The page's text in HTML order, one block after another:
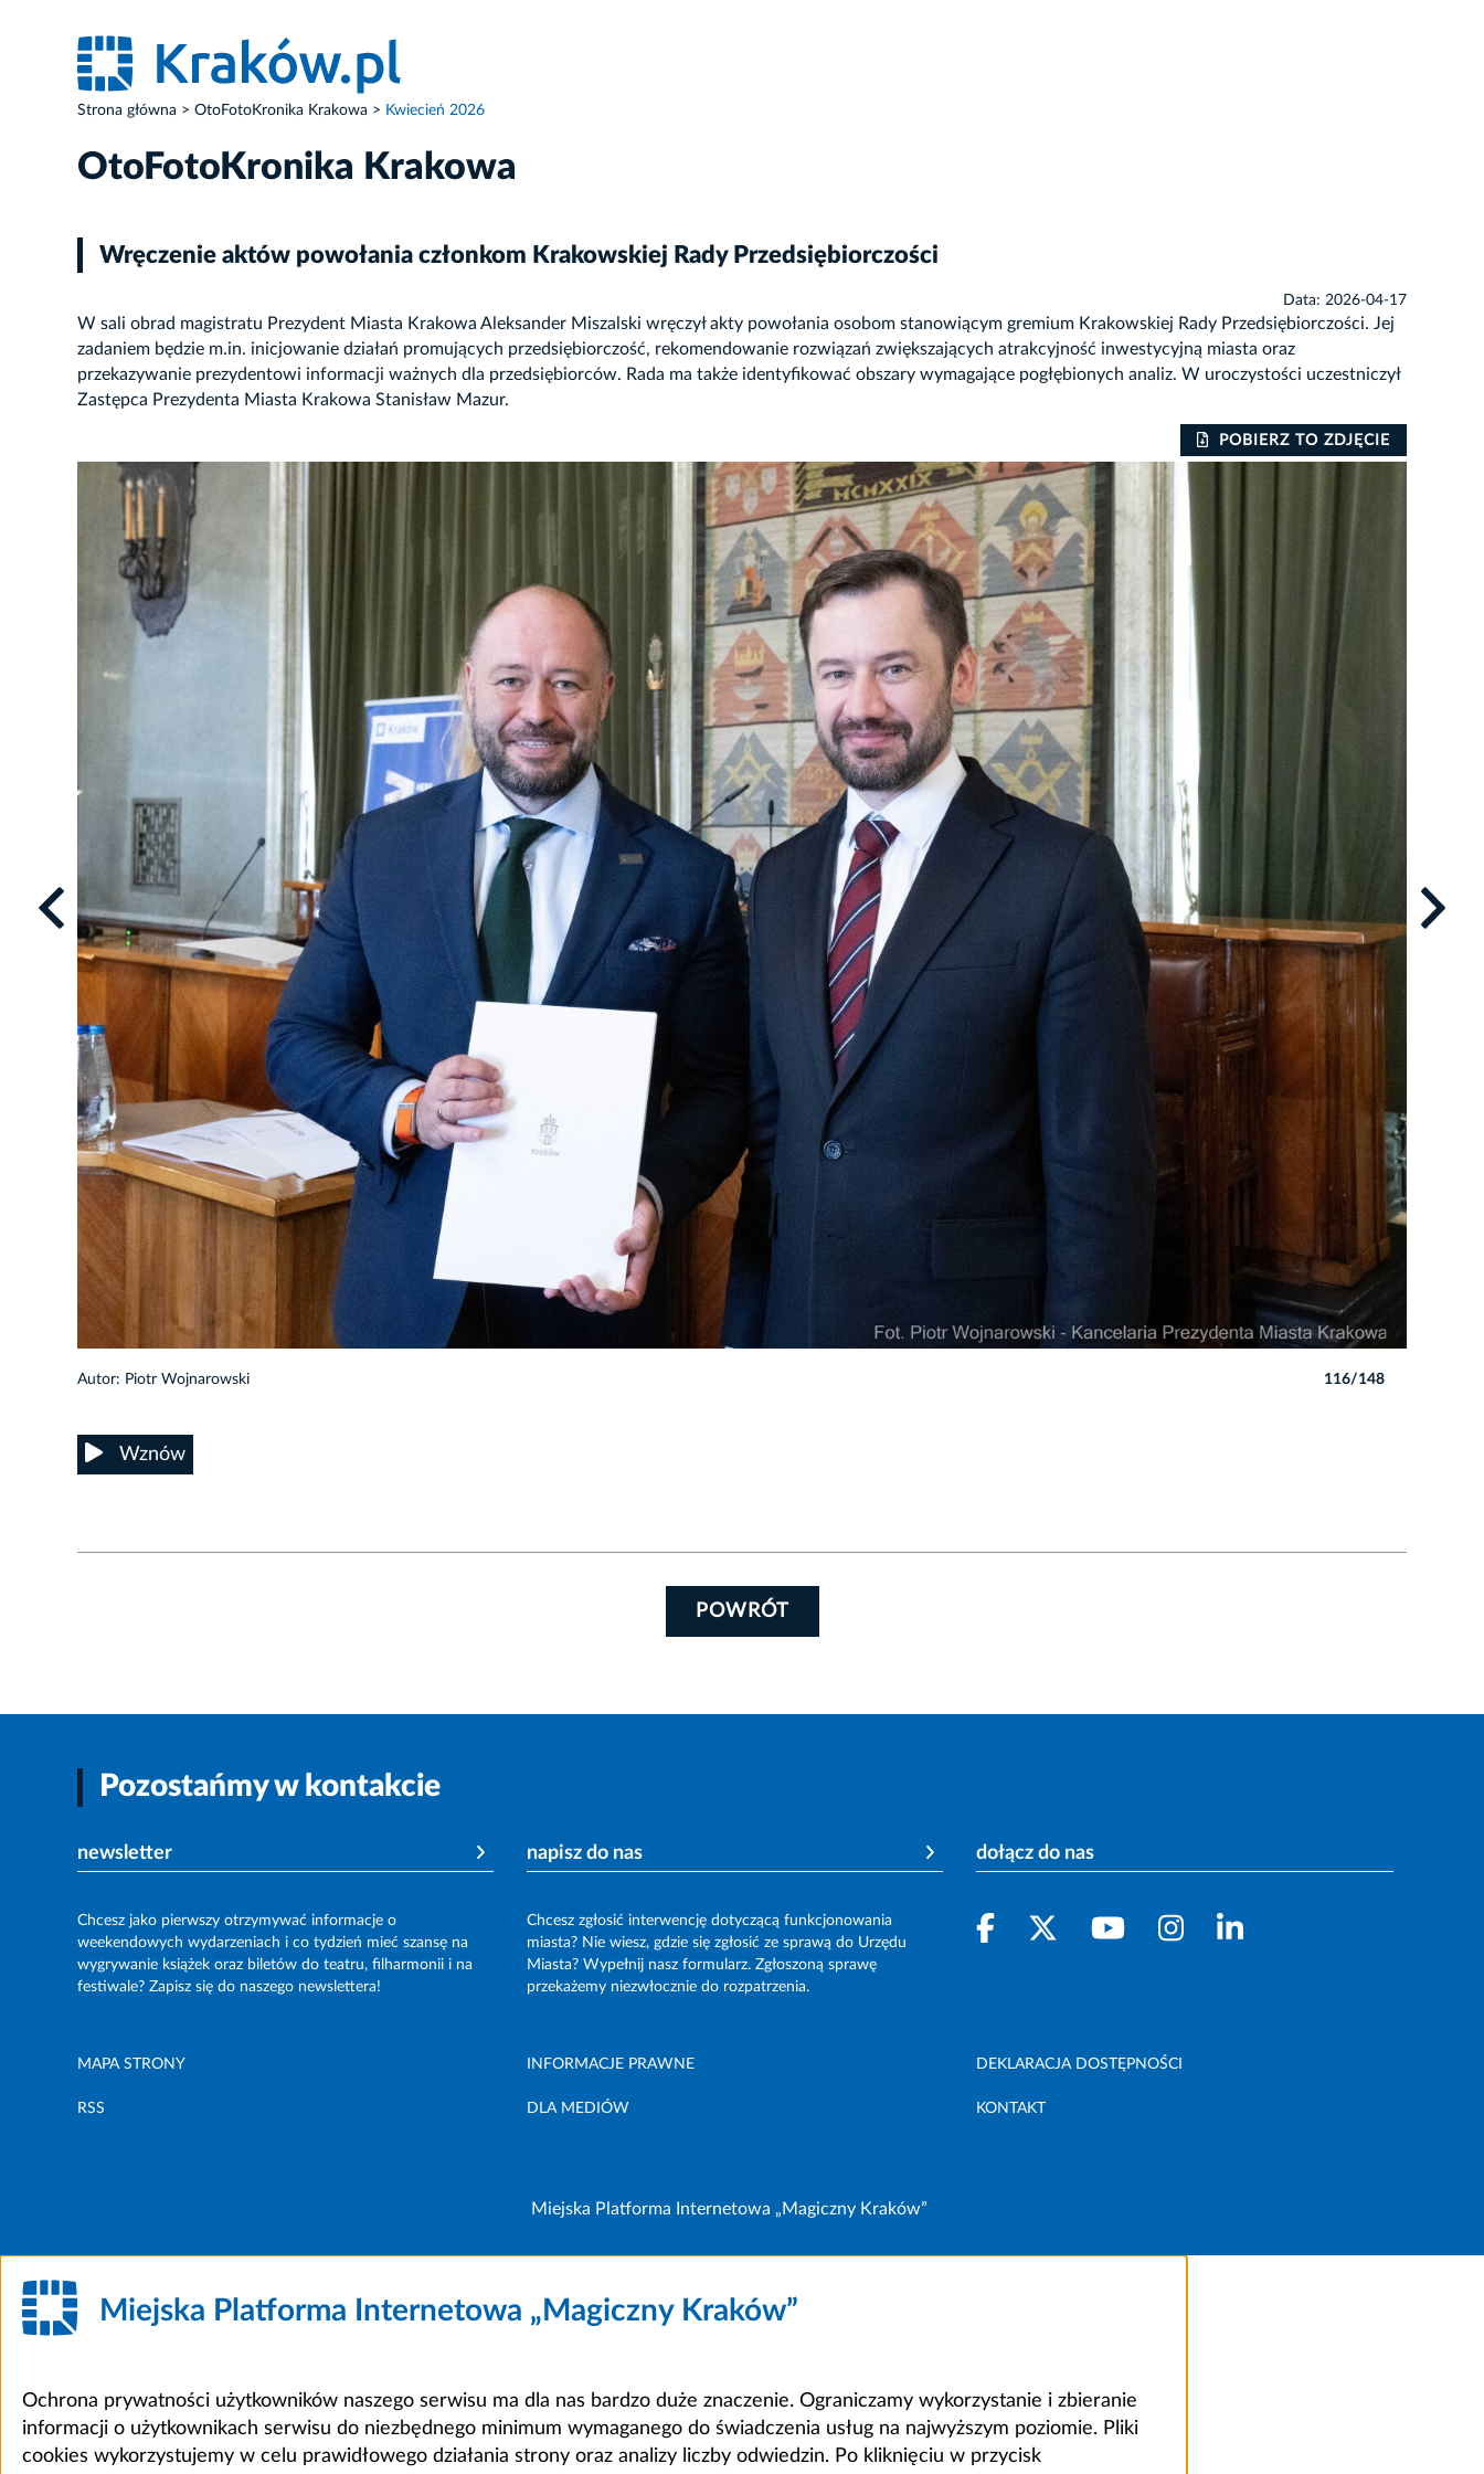
Strona główna OtoFotoKronika Krakowa Kwiecień 2026
OtoFotoKronika Krakowa
Wręczenie aktów powołania członkom Krakowskiej Rady Przedsiębiorczości
Data: 2026-04-17
W sali obrad magistratu Prezydent Miasta Krakowa Aleksander Miszalski wręczył akty powołania osobom stanowiącym gremium Krakowskiej Rady Przedsiębiorczości. Jej
zadaniem będzie m.in. inicjowanie działań promujących przedsiębiorczość, rekomendowanie rozwiązań zwiększających atrakcyjność inwestycyjną miasta oraz
przekazywanie prezydentowi informacji ważnych dla przedsiębiorców. Rada ma także identyfikować obszary wymagające pogłębionych analiz. W uroczystości uczestniczył
Zastępca Prezydenta Miasta Krakowa Stanisław Mazur.
POBIERZ TO ZDJĘCIE
Autor: Piotr Wojnarowski 116/148
Wznów
POWRÓT
Pozostańmy w kontakcie
newsletter
Chcesz jako pierwszy otrzymywać informacje o
weekendowych wydarzeniach i co tydzień mieć szansę na
wygrywanie książek oraz biletów do teatru, filharmonii i na
festiwale? Zapisz się do naszego newslettera!
napisz do nas
Chcesz zgłosić interwencję dotyczącą funkcjonowania
miasta? Nie wiesz, gdzie się zgłosić ze sprawą do Urzędu
Miasta? Wypełnij nasz formularz. Zgłoszoną sprawę
przekażemy niezwłocznie do rozpatrzenia.
dołącz do nas
MAPA STRONY INFORMACJE PRAWNE DEKLARACJA DOSTĘPNOŚCI
RSS DLA MEDIÓW KONTAKT
Miejska Platforma Internetowa „Magiczny Kraków”
Miejska Platforma Internetowa „Magiczny Kraków”
Ochrona prywatności użytkowników naszego serwisu ma dla nas bardzo duże znaczenie. Ograniczamy wykorzystanie i zbieranie
informacji o użytkownikach serwisu do niezbędnego minimum wymaganego do świadczenia usług na najwyższym poziomie. Pliki
cookies wykorzystujemy w celu prawidłowego działania strony oraz analizy liczby odwiedzin. Po kliknięciu w przycisk